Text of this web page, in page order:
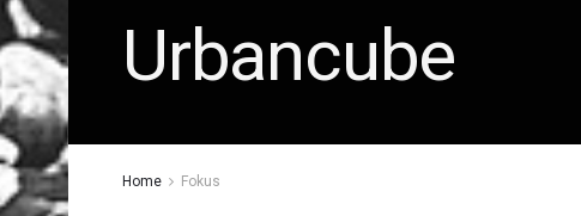
Urbancube
Home Fokus